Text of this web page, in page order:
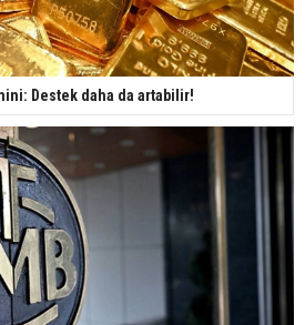
Destek daha da artabilir!